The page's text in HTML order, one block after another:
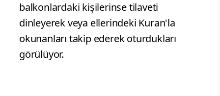
balkonlardaki kişilerinse tilaveti
dinleyerek veya ellerindeki Kuran'la
okunanları takip ederek oturdukları
görülüyor.